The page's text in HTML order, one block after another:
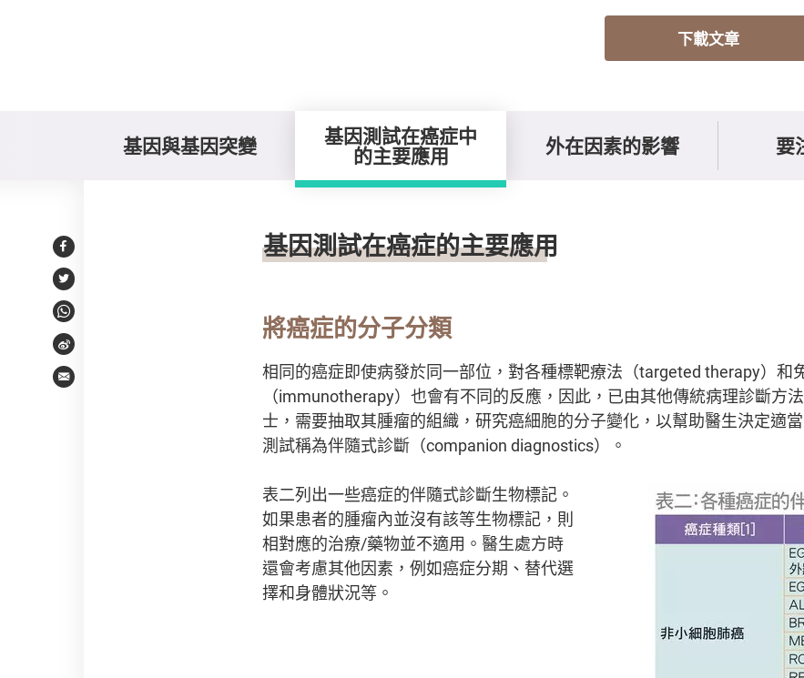
下載文章
基因與基因突變 基因測試在癌症中
的主要應用 外在因素的影響 要
Facebook
Twitter
WhatsApp
Weibo
Email
基因測試在癌症中的主要應用
基因測試在癌症的主要應用
將癌症的分子分類
相同的癌症即使病發於同一部位，對各種標靶療法（targeted therapy）和
（immunotherapy）也會有不同的反應，因此，已由其他傳統病理診斷方
士，需要抽取其腫瘤的組織，研究癌細胞的分子變化，以幫助醫生決定適
測試稱為伴隨式診斷（companion diagnostics）。
表二列出一些癌症的伴隨式診斷生物標記。
如果患者的腫瘤內並沒有該等生物標記，則
相對應的治療/藥物並不適用。醫生處方時
還會考慮其他因素，例如癌症分期、替代選
擇和身體狀況等。